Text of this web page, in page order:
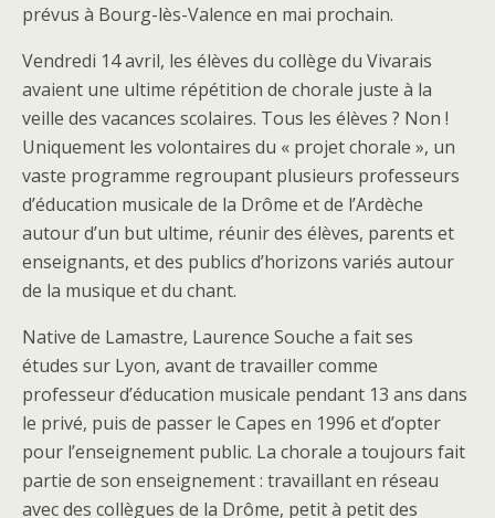
prévus à Bourg-lès-Valence en mai prochain.
Vendredi 14 avril, les élèves du collège du Vivarais
avaient une ultime répétition de chorale juste à la
veille des vacances scolaires. Tous les élèves ? Non !
Uniquement les volontaires du « projet chorale », un
vaste programme regroupant plusieurs professeurs
d’éducation musicale de la Drôme et de l’Ardèche
autour d’un but ultime, réunir des élèves, parents et
enseignants, et des publics d’horizons variés autour
de la musique et du chant.
Native de Lamastre, Laurence Souche a fait ses
études sur Lyon, avant de travailler comme
professeur d’éducation musicale pendant 13 ans dans
le privé, puis de passer le Capes en 1996 et d’opter
pour l’enseignement public. La chorale a toujours fait
partie de son enseignement : travaillant en réseau
avec des collègues de la Drôme, petit à petit des